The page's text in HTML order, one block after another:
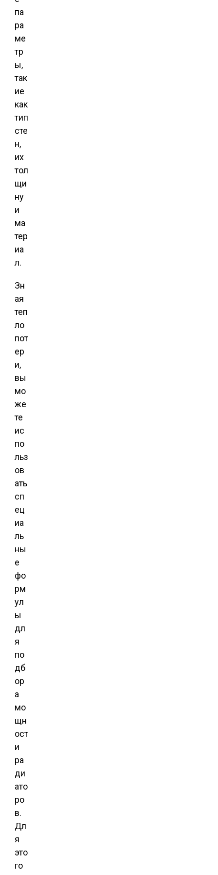
па
ра
ме
тр
ы,
так
ие
как
тип
сте
н,
их
тол
щи
ну
и
ма
тер
иа
л.
Зн
ая
теп
ло
пот
ер
и,
вы
мо
же
те
ис
по
льз
ов
ать
сп
ец
иа
ль
ны
е
фо
рм
ул
ы
дл
я
по
дб
ор
а
мо
щн
ост
и
ра
ди
ато
ро
в.
Дл
я
это
го